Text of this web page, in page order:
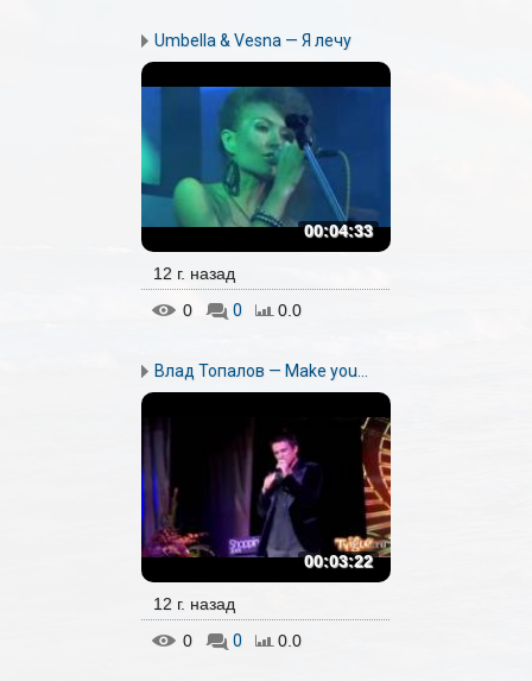
Umbella & Vesna — Я лечу
00:04:33
12 г. назад
0
0 0.0
Влад Топалов — Make you...
00:03:22
12 г. назад
0
0 0.0